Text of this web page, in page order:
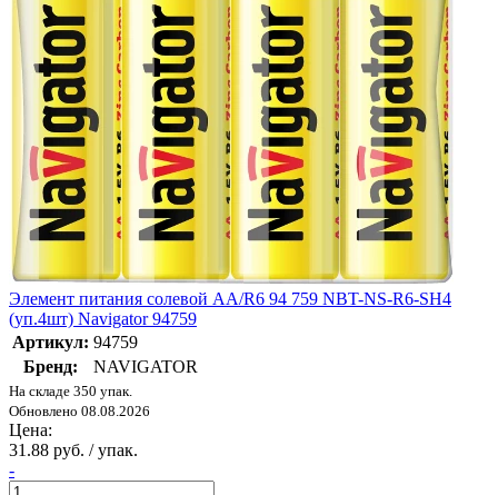
Элемент питания солевой AA/R6 94 759 NBT-NS-R6-SH4
(уп.4шт) Navigator 94759
Артикул: 94759
Бренд:
NAVIGATOR
На складе 350 упак.
Обновлено 08.08.2026
Цена:
31.88 руб. / упак.
-